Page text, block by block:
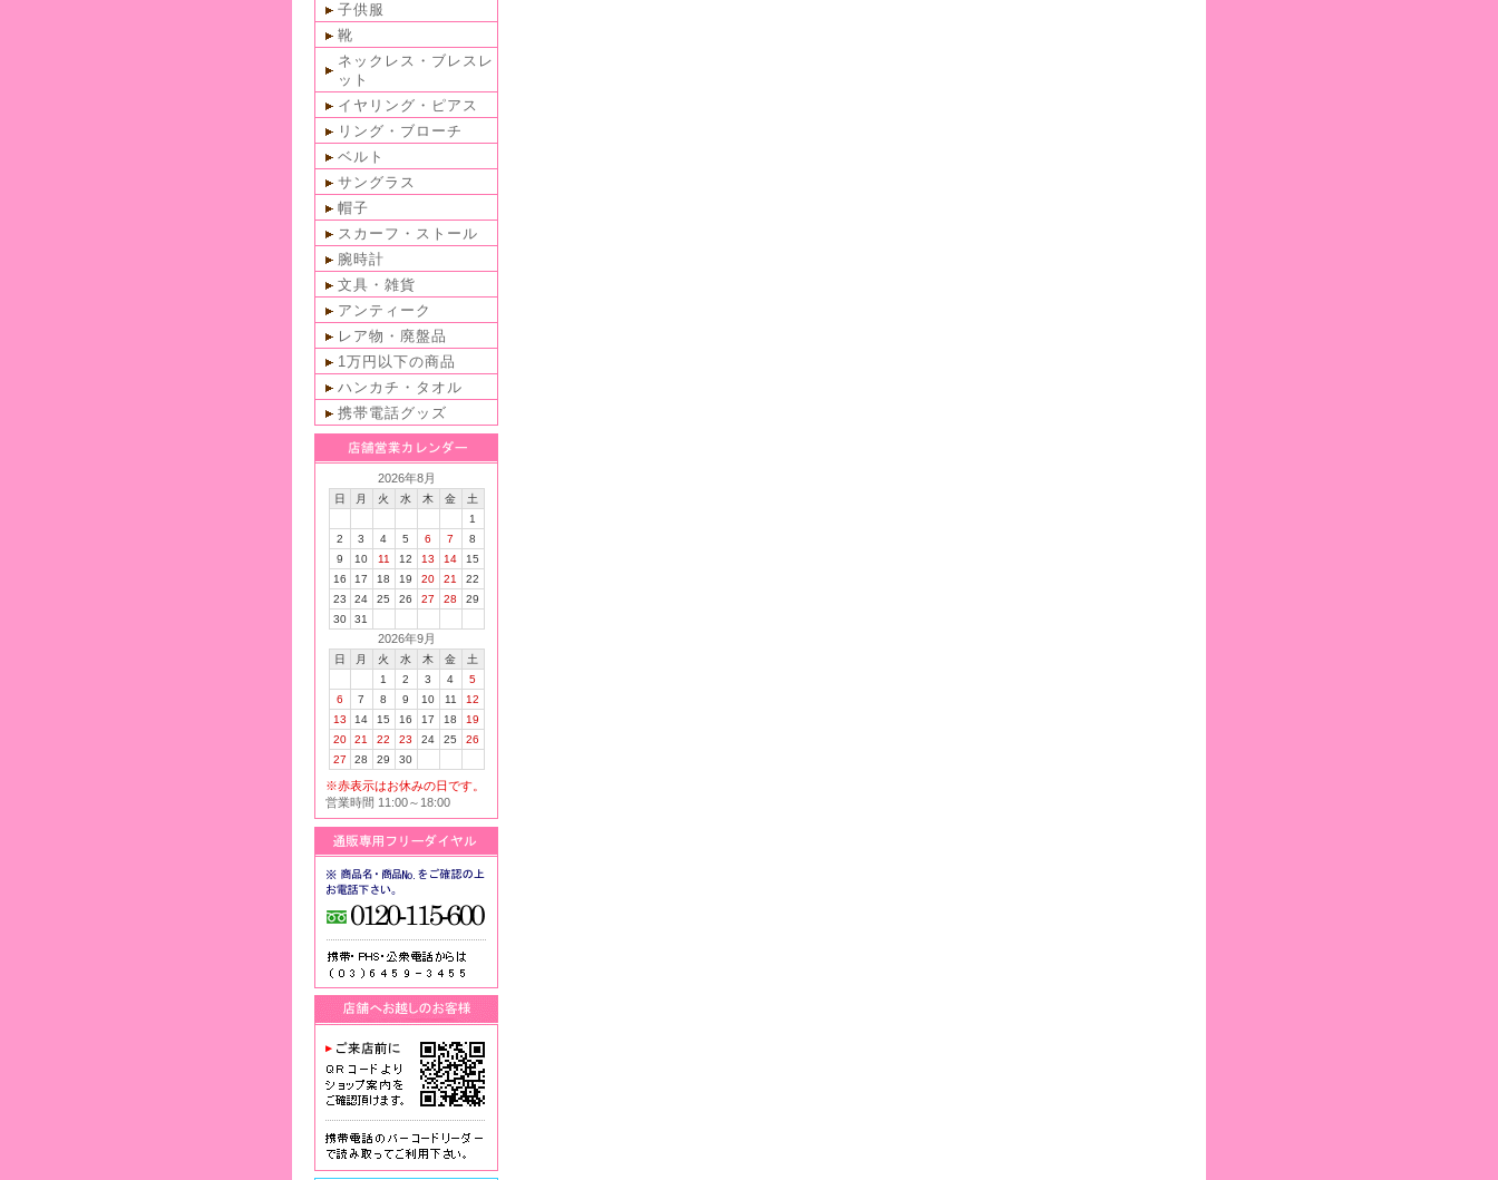
子供服
靴
ネックレス・ブレスレ
ット
イヤリング・ピアス
リング・ブローチ
ベルト
サングラス
帽子
スカーフ・ストール
腕時計
文具・雑貨
アンティーク
レア物・廃盤品
1万円以下の商品
ハンカチ・タオル
携帯電話グッズ
2026年8月
日 月 火 水 木 金
土
1
2
3 4 5 6 7
8
9
10 11 12 13 14
15
16
17 18 19 20 21
22
23
24 25 26 27 28
29
30
31
2026年9月
日 月 火 水 木 金
土
1
2 3 4
5
6
7 8 9 10 11
12
13
14 15 16 17 18
19
20
21 22 23 24 25
26
27
28 29 30
※赤表示はお休みの日です。
営業時間 11:00～18:00